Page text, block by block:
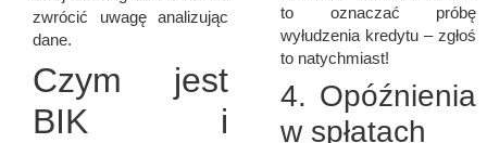
zwrócić uwagę analizując
dane.
Czym jest
BIK i
to oznaczać próbę
wyłudzenia kredytu – zgłoś
to natychmiast!
4. Opóźnienia
w spłatach